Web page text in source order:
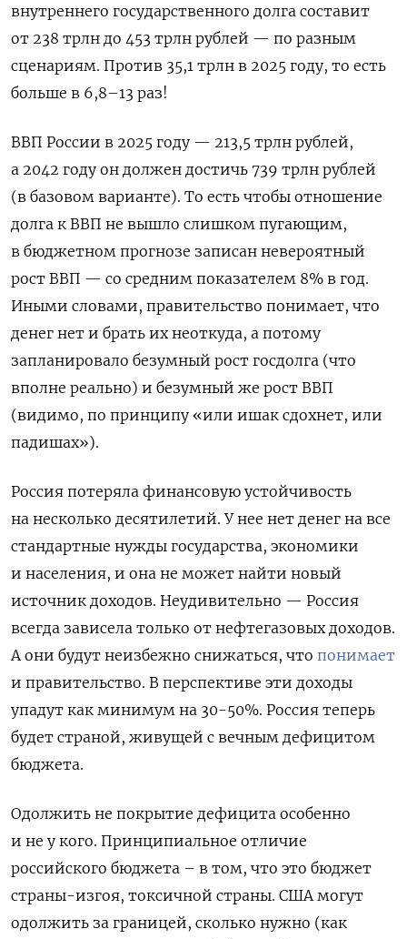
внутреннего государственного долга составит
от 238 трлн до 453 трлн рублей — по разным
сценариям. Против 35,1 трлн в 2025 году, то есть
больше в 6,8–13 раз!
ВВП России в 2025 году — 213,5 трлн рублей,
а 2042 году он должен достичь 739 трлн рублей
(в базовом варианте). То есть чтобы отношение
долга к ВВП не вышло слишком пугающим,
в бюджетном прогнозе записан невероятный
рост ВВП — со средним показателем 8% в год.
Иными словами, правительство понимает, что
денег нет и брать их неоткуда, а потому
запланировало безумный рост госдолга (что
вполне реально) и безумный же рост ВВП
(видимо, по принципу «или ишак сдохнет, или
падишах»).
Россия потеряла финансовую устойчивость
на несколько десятилетий. У нее нет денег на все
стандартные нужды государства, экономики
и населения, и она не может найти новый
источник доходов. Неудивительно — Россия
всегда зависела только от нефтегазовых доходов.
А они будут неизбежно снижаться, что понимает
и правительство. В перспективе эти доходы
упадут как минимум на 30-50%. Россия теперь
будет страной, живущей с вечным дефицитом
бюджета.
Одолжить не покрытие дефицита особенно
и не у кого. Принципиальное отличие
российского бюджета – в том, что это бюджет
страны-изгоя, токсичной страны. США могут
одолжить за границей, сколько нужно (как